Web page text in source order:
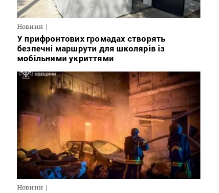
Новини
У прифронтових громадах створять
безпечні маршрути для школярів із
мобільними укриттями
Новини